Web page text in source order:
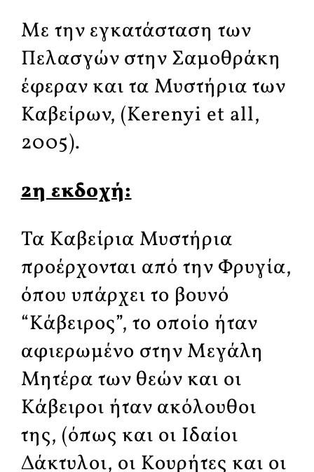
Με την εγκατάσταση των
Πελασγών στην Σαμοθράκη
έφεραν και τα Μυστήρια των
Καβείρων, (Kerenyi et all,
2005).
2η εκδοχή:
Τα Καβείρια Μυστήρια
προέρχονται από την Φρυγία,
όπου υπάρχει το βουνό
“Κάβειρος”, το οποίο ήταν
αφιερωμένο στην Μεγάλη
Μητέρα των θεών και οι
Κάβειροι ήταν ακόλουθοι
της, (όπως και οι Ιδαίοι
Δάκτυλοι, οι Κουρήτες και οι